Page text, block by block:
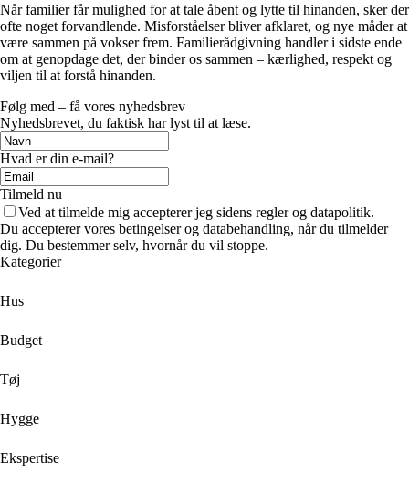
Når familier får mulighed for at tale åbent og lytte til hinanden, sker der
ofte noget forvandlende. Misforståelser bliver afklaret, og nye måder at
være sammen på vokser frem. Familierådgivning handler i sidste ende
om at genopdage det, der binder os sammen – kærlighed, respekt og
viljen til at forstå hinanden.
Følg med – få vores nyhedsbrev
Nyhedsbrevet, du faktisk har lyst til at læse.
Hvad er din e-mail?
Tilmeld nu
Ved at tilmelde mig accepterer jeg sidens regler og datapolitik.
Du accepterer vores betingelser og databehandling, når du tilmelder
dig. Du bestemmer selv, hvornår du vil stoppe.
Kategorier
Hus
Budget
Tøj
Hygge
Ekspertise